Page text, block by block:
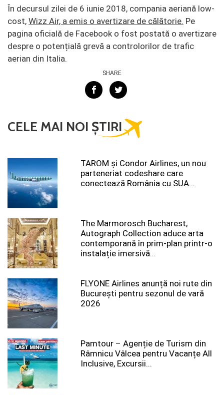
În decursul zilei de 6 iunie 2018, compania aeriană low-
cost, Wizz Air, a emis o avertizare de călătorie. Pe
pagina oficială de Facebook o fost postată o avertizare
despre o potențială grevă a controlorilor de trafic
aerian din Italia.
SHARE
CELE MAI NOI ȘTIRI
TAROM şi Condor Airlines, un nou
parteneriat codeshare care
conectează România cu SUA...
The Marmorosch Bucharest,
Autograph Collection aduce arta
contemporană în prim-plan printr-o
instalație imersivă...
FLYONE Airlines anunță noi rute din
București pentru sezonul de vară
2026
Pamtour – Agenție de Turism din
Râmnicu Vâlcea pentru Vacanțe All
Inclusive, Excursii...